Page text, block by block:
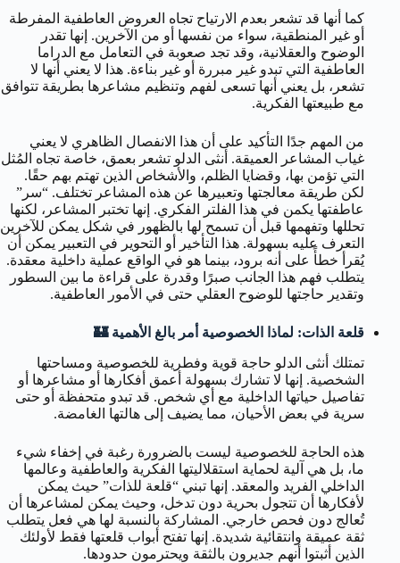
كما أنها قد تشعر بعدم الارتياح تجاه العروض العاطفية المفرطة
أو غير المنطقية، سواء من نفسها أو من الآخرين. إنها تقدر
الوضوح والعقلانية، وقد تجد صعوبة في التعامل مع الدراما
العاطفية التي تبدو غير مبررة أو غير بناءة. هذا لا يعني أنها لا
تشعر، بل يعني أنها تسعى لفهم وتنظيم مشاعرها بطريقة تتوافق
مع طبيعتها الفكرية.
من المهم جدًا التأكيد على أن هذا الانفصال الظاهري لا يعني
غياب المشاعر العميقة. أنثى الدلو تشعر بعمق، خاصة تجاه المُثل
التي تؤمن بها، وقضايا الظلم، والأشخاص الذين تهتم بهم حقًا.
لكن طريقة معالجتها وتعبيرها عن هذه المشاعر تختلف. “سر”
عاطفتها يكمن في هذا الفلتر الفكري. إنها تختبر المشاعر، لكنها
تحللها وتفهمها قبل أن تسمح لها بالظهور في شكل يمكن للآخرين
التعرف عليه بسهولة. هذا التأخير أو التحوير في التعبير يمكن أن
يُقرأ خطأً على أنه برود، بينما هو في الواقع عملية داخلية معقدة.
يتطلب فهم هذا الجانب صبرًا وقدرة على قراءة ما بين السطور
وتقدير حاجتها للوضوح العقلي حتى في الأمور العاطفية.
قلعة الذات: لماذا الخصوصية أمر بالغ الأهمية 🏰
تمتلك أنثى الدلو حاجة قوية وفطرية للخصوصية ومساحتها
الشخصية. إنها لا تشارك بسهولة أعمق أفكارها أو مشاعرها أو
تفاصيل حياتها الداخلية مع أي شخص. قد تبدو متحفظة أو حتى
سرية في بعض الأحيان، مما يضيف إلى هالتها الغامضة.
هذه الحاجة للخصوصية ليست بالضرورة رغبة في إخفاء شيء
ما، بل هي آلية لحماية استقلاليتها الفكرية والعاطفية وعالمها
الداخلي الفريد والمعقد. إنها تبني “قلعة للذات” حيث يمكن
لأفكارها أن تتجول بحرية دون تدخل، وحيث يمكن لمشاعرها أن
تُعالج دون فحص خارجي. المشاركة بالنسبة لها هي فعل يتطلب
ثقة عميقة وانتقائية شديدة. إنها تفتح أبواب قلعتها فقط لأولئك
الذين أثبتوا أنهم جديرون بالثقة ويحترمون حدودها.